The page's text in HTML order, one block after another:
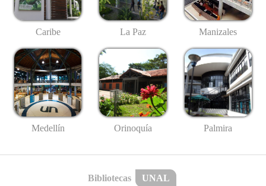
Caribe La Paz Manizales
Medellín Orinoquía Palmira
Bibliotecas UNAL